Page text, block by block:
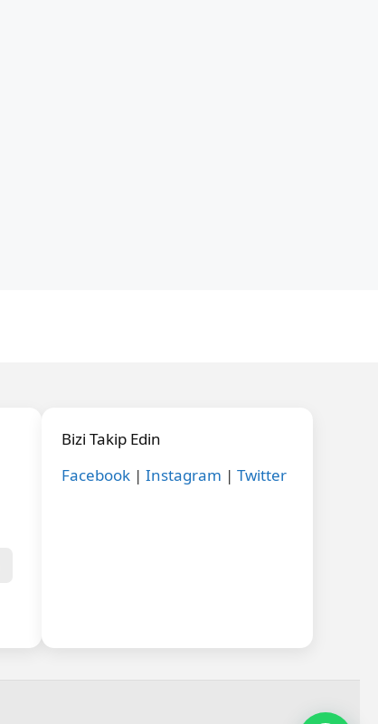
Bizi Takip Edin
Facebook | Instagram | Twitter